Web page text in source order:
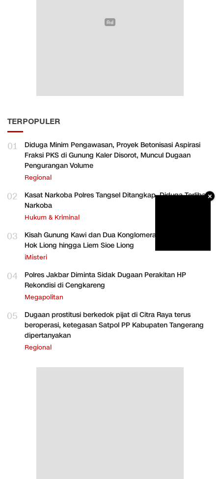
TERPOPULER
01
Diduga Minim Pengawasan, Proyek Betonisasi Aspirasi
Fraksi PKS di Gunung Kaler Disorot, Muncul Dugaan
Pengurangan Volume
Regional
02
Kasat Narkoba Polres Tangsel Ditangkap, Diduga Terlibat
Narkoba
Hukum & Kriminal
03
Kisah Gunung Kawi dan Dua Konglomerat Indonesia Ong
Hok Liong hingga Liem Sioe Liong
iMisteri
04
Polres Jakbar Diminta Sidak Dugaan Perakitan HP
Rekondisi di Cengkareng
Megapolitan
05
Dugaan prostitusi berkedok pijat di Citra Raya terus
beroperasi, ketegasan Satpol PP Kabupaten Tangerang
dipertanyakan
Regional
×